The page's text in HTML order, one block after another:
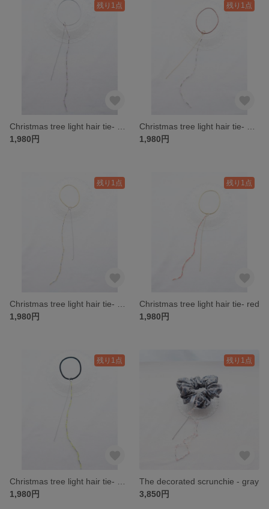
残り1点
1,980円
残り1点
1,980円
残り1点
1,980円
残り1点
Christmas tree light hair tie- red
1,980円
残り1点
1,980円
残り1点
The decorated scrunchie - gray
3,850円